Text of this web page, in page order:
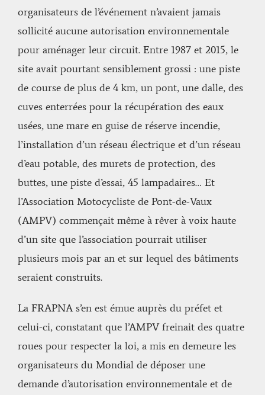
organisateurs de l’événement n’avaient jamais
sollicité aucune autorisation environnementale
pour aménager leur circuit. Entre 1987 et 2015, le
site avait pourtant sensiblement grossi : une piste
de course de plus de 4 km, un pont, une dalle, des
cuves enterrées pour la récupération des eaux
usées, une mare en guise de réserve incendie,
l’installation d’un réseau électrique et d’un réseau
d’eau potable, des murets de protection, des
buttes, une piste d’essai, 45 lampadaires… Et
l’Association Motocycliste de Pont-de-Vaux
(AMPV) commençait même à rêver à voix haute
d’un site que l’association pourrait utiliser
plusieurs mois par an et sur lequel des bâtiments
seraient construits.
La FRAPNA s’en est émue auprès du préfet et
celui-ci, constatant que l’AMPV freinait des quatre
roues pour respecter la loi, a mis en demeure les
organisateurs du Mondial de déposer une
demande d’autorisation environnementale et de